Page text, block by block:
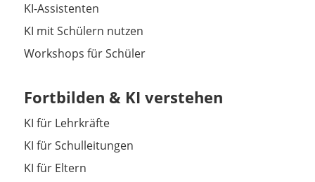
KI-Assistenten
KI mit Schülern nutzen
Workshops für Schüler
Fortbilden & KI verstehen
KI für Lehrkräfte
KI für Schulleitungen
KI für Eltern